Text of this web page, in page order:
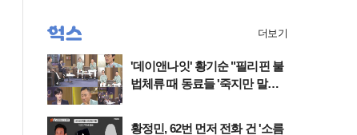
'데이앤나잇' 황기순 "필리핀 불
법체류 때 동료들 '죽지만 말고
황정민, 62번 먼저 전화 건 '소름
더보기